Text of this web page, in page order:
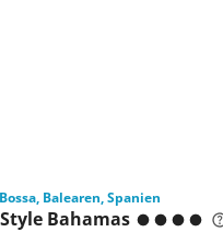
Balearen, Spanien
Style Bahamas